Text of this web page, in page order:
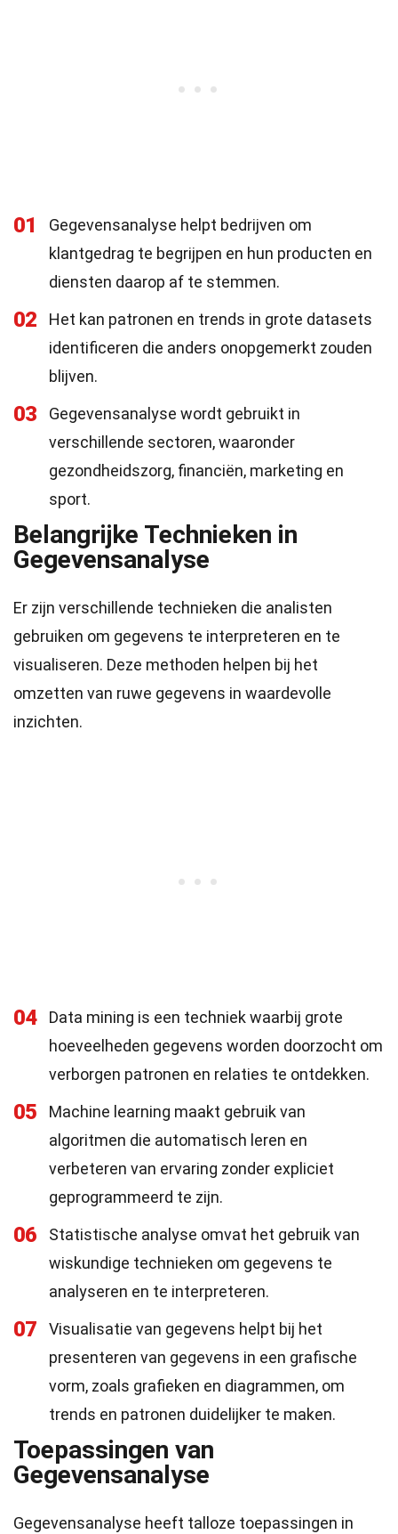
01
Gegevensanalyse helpt bedrijven om
klantgedrag te begrijpen en hun producten en
diensten daarop af te stemmen.
02
Het kan patronen en trends in grote datasets
identificeren die anders onopgemerkt zouden
blijven.
03
Gegevensanalyse wordt gebruikt in
verschillende sectoren, waaronder
gezondheidszorg, financiën, marketing en
sport.
Belangrijke Technieken in
Gegevensanalyse
Er zijn verschillende technieken die analisten
gebruiken om gegevens te interpreteren en te
visualiseren. Deze methoden helpen bij het
omzetten van ruwe gegevens in waardevolle
inzichten.
04
Data mining is een techniek waarbij grote
hoeveelheden gegevens worden doorzocht om
verborgen patronen en relaties te ontdekken.
05
Machine learning maakt gebruik van
algoritmen die automatisch leren en
verbeteren van ervaring zonder expliciet
geprogrammeerd te zijn.
06
Statistische analyse omvat het gebruik van
wiskundige technieken om gegevens te
analyseren en te interpreteren.
07
Visualisatie van gegevens helpt bij het
presenteren van gegevens in een grafische
vorm, zoals grafieken en diagrammen, om
trends en patronen duidelijker te maken.
Toepassingen van
Gegevensanalyse
Gegevensanalyse heeft talloze toepassingen in